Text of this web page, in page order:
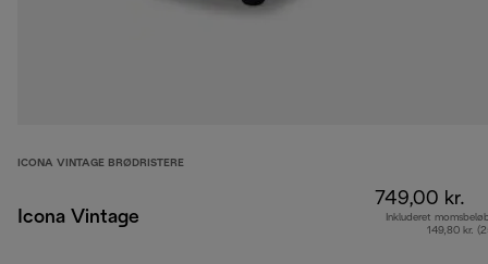
ICONA VINTAGE BRØDRISTERE
Icona Vintage
749,00 kr.
Inkluderet
149,80 kr.